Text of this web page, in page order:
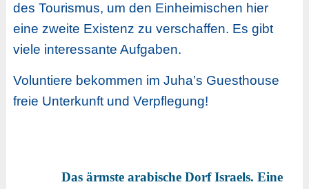
des Tourismus, um den Einheimischen hier
eine zweite Existenz zu verschaffen. Es gibt
viele interessante Aufgaben.
Voluntiere bekommen im Juha’s Guesthouse
freie Unterkunft und Verpflegung!
Das ärmste arabische Dorf Israels. Eine